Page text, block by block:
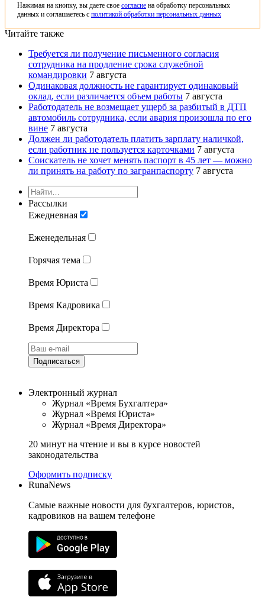
Нажимая на кнопку, вы даете свое согласие на обработку персональных
данных и соглашаетесь с политикой обработки персональных данных
Читайте также
Требуется ли получение письменного согласия
сотрудника на продление срока служебной
командировки 7 августа
Одинаковая должность не гарантирует одинаковый
оклад, если различается объем работы 7 августа
Работодатель не возмещает ущерб за разбитый в ДТП
автомобиль сотрудника, если авария произошла по его
вине 7 августа
Должен ли работодатель платить зарплату наличкой,
если работник не пользуется карточками 7 августа
Соискатель не хочет менять паспорт в 45 лет — можно
ли принять на работу по загранпаспорту 7 августа
Рассылки
Ежедневная
Еженедельная
Горячая тема
Время Юриста
Время Кадровика
Время Директора
Подписаться
Электронный журнал
Журнал «Время Бухгалтера»
Журнал «Время Юриста»
Журнал «Время Директора»
20 минут на чтение и вы в курсе новостей
законодательства
Оформить подписку
RunaNews
Самые важные новости для бухгалтеров, юристов,
кадровиков на вашем телефоне